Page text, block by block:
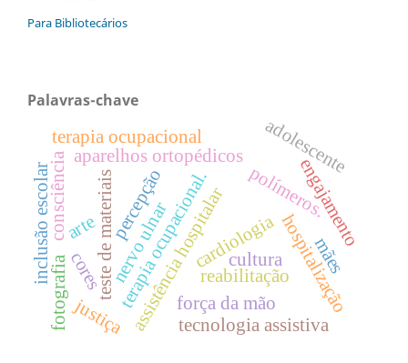
Para Bibliotecários
Palavras-chave
assistência hospitalarcardiologiahospitalização
terapia ocupacional.
aparelhos ortopédicos
teste de materiais reabilitação
polímeros.
nervo ulnar
força da mão
terapia ocupacional
engajamento
consciência percepção
adolescente
justiça
cores
fotografia tecnologia assistiva
inclusão escolar mães
cultura
arte